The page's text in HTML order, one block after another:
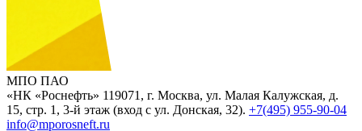
МПО ПАО
«НК «Роснефть» 119071, г. Москва, ул. Малая Калужская, д.
15, стр. 1, 3-й этаж (вход с ул. Донская, 32). +7(495) 955-90-04
info@mporosneft.ru